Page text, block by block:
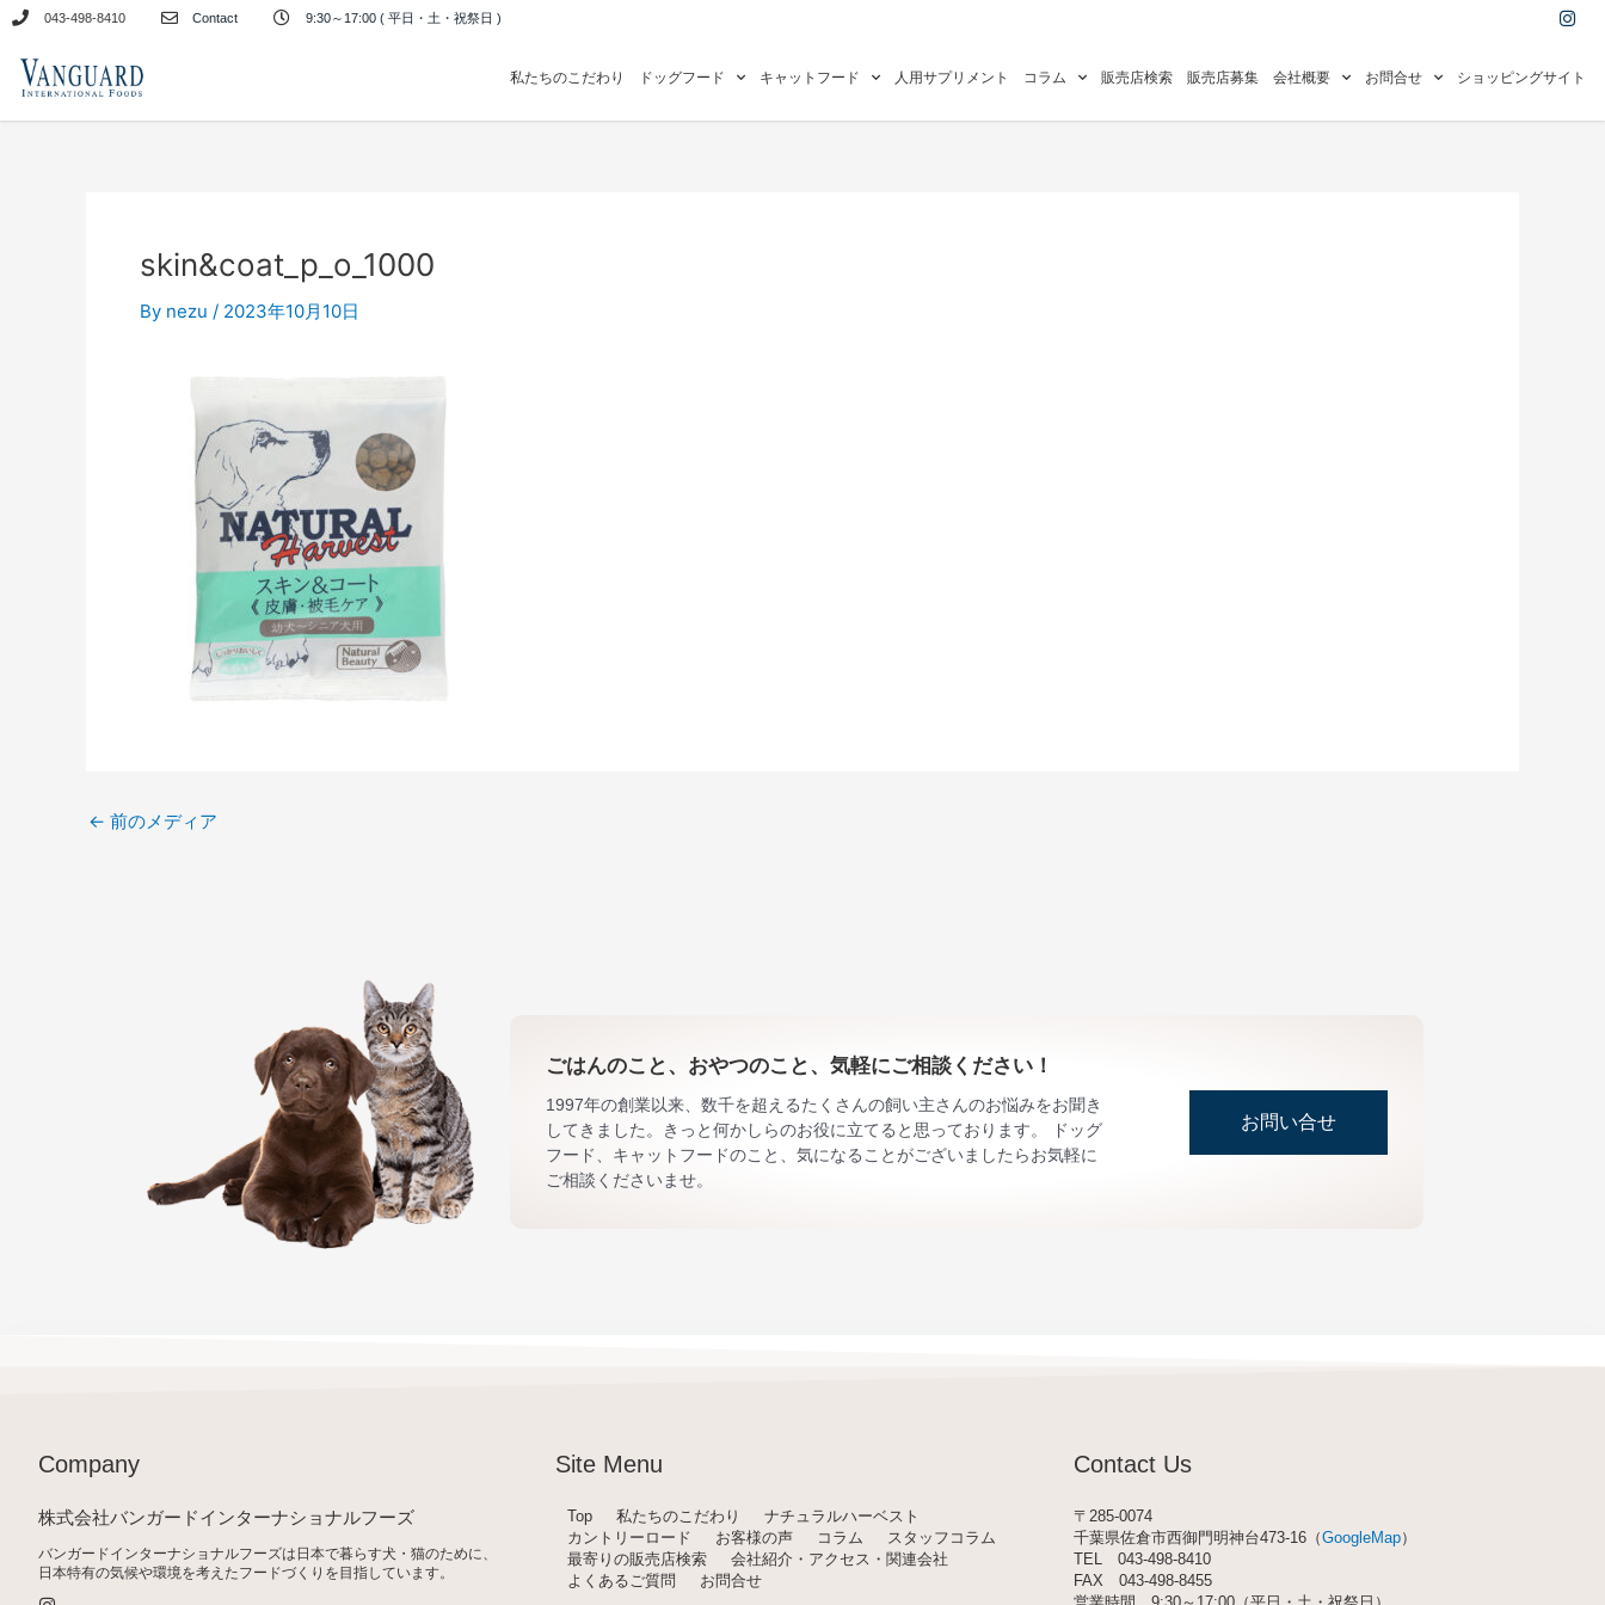
キ
043-498-8410 Contact 9:30～17:00 ( 平日・土・祝祭日 ) I
n
a
r
私たちのこだわり ドッグフード キャットフード 人用サプリメント コラム 販売店検索 販売店募集 会社概要 お問合せ ショッピングサイト
skin&coat_p_o_1000
By nezu / 2023年10月10日
← 前のメディア
ごはんのこと、おやつのこと、気軽にご相談ください！
1997年の創業以来、数千を超えるたくさんの飼い主さんのお悩みをお聞き
してきました。きっと何かしらのお役に立てると思っております。 ドッグ
フード、キャットフードのこと、気になることがございましたらお気軽に
ご相談くださいませ。
お問い合せ
Company
株式会社バンガードインターナショナルフーズ
バンガードインターナショナルフーズは日本で暮らす犬・猫のために、
日本特有の気候や環境を考えたフードづくりを目指しています。
Site Menu
Top 私たちのこだわり
ナチュラルハーベスト
カントリーロード
お客様の声 コラム
スタッフコラム
最寄りの販売店検索
会社紹介・アクセス・関連会社
よくあるご質問
お問合せ
Contact Us
〒285-0074
千葉県佐倉市西御門明神台473-16（GoogleMap）
TEL 043-498-8410
FAX 043-498-8455